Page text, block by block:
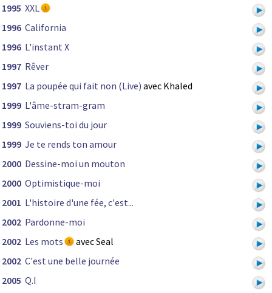
1995 XXL
1996 California
1996 L'instant X
1997 Rêver
1997 La poupée qui fait non (Live) avec Khaled
1999 L'âme-stram-gram
1999 Souviens-toi du jour
1999 Je te rends ton amour
2000 Dessine-moi un mouton
2000 Optimistique-moi
2001 L'histoire d'une fée, c'est...
2002 Pardonne-moi
2002 Les mots
avec Seal
2002 C'est une belle journée
2005 Q.I